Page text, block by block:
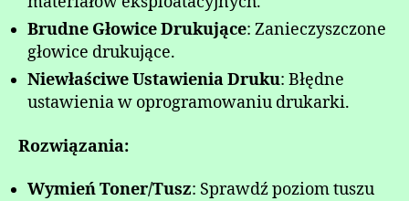
Brudne Głowice Drukujące: Zanieczyszczone
głowice drukujące.
Niewłaściwe Ustawienia Druku: Błędne
ustawienia w oprogramowaniu drukarki.
Rozwiązania:
Wymień Toner/Tusz: Sprawdź poziom tuszu